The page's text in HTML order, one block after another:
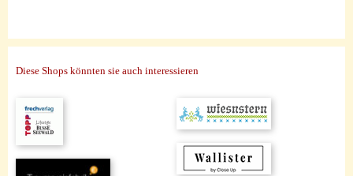
Diese Shops könnten sie auch interessieren